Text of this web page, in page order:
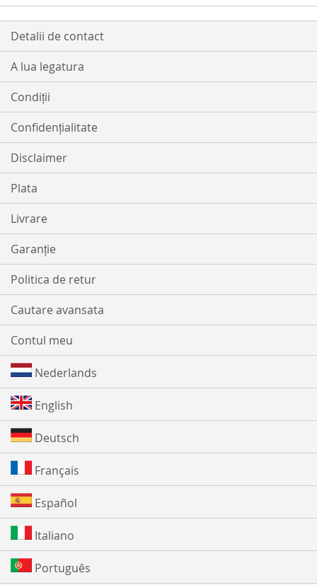
DORINTE
Detalii de contact
A lua legatura
Condiții
Confidențialitate
Disclaimer
Plata
Livrare
Garanție
Politica de retur
Cautare avansata
Contul meu
Nederlands
English
Deutsch
Français
Español
Italiano
Português